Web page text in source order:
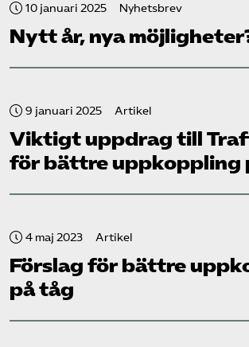
10 januari 2025 Nyhetsbrev
Nytt år, nya
9 januari 2025 Artikel
Viktigt uppdrag till
för bättre uppkoppling
4 maj 2023 Artikel
Förslag för bättre
på tåg